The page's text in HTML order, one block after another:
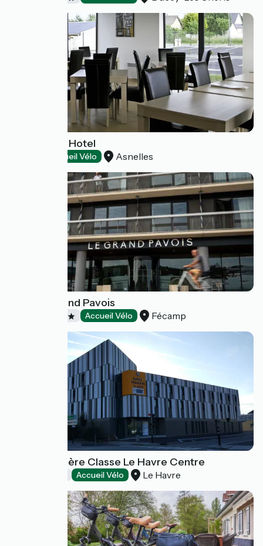
Gold Beach Hotel
Accueil Vélo Asnelles
Hôtel le Grand Pavois
Accueil Vélo Fécamp
Hôtel Première Classe Le Havre Centre
Accueil Vélo Le Havre